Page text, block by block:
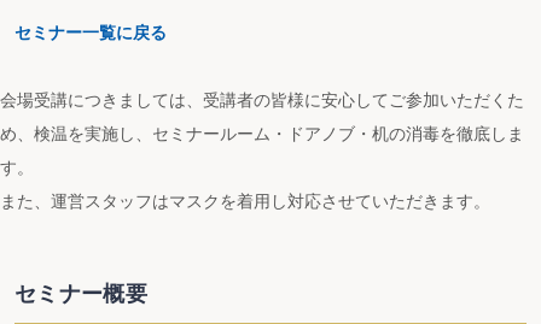
セミナー一覧に戻る
会場受講につきましては、受講者の皆様に安心してご参加いただくた
め、検温を実施し、セミナールーム・ドアノブ・机の消毒を徹底しま
す。
また、運営スタッフはマスクを着用し対応させていただきます。
セミナー概要